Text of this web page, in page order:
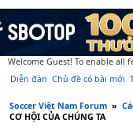
Welcome Guest! To enable all
Diễn đàn Chủ đề có bài mới
Soccer Việt Nam Forum »
CƠ HỘI CỦA CHÚNG TA